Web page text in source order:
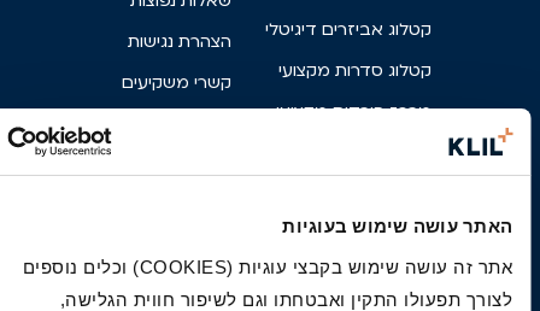
האתר עושה שימוש בעוגיות
אתר זה עושה שימוש בקבצי עוגיות (COOKIES) וכלים נוספים
לצורך תפעולו התקין ואבטחתו וגם לשיפור חווית הגלישה,
קטלוג אביזרים דיגיטלי
קטלוג סדרות מקצועי
מרכז הורדות מקצועי
פרטי בניין
קליל מקורי
הצהרת נגישות
קשרי משקיעים